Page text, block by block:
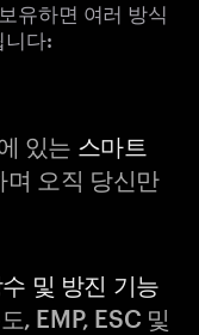
유하면 여러 방식
니다:
있는 스마트
며 오직 당신만
및 방진 기능
, EMP, ESC 및